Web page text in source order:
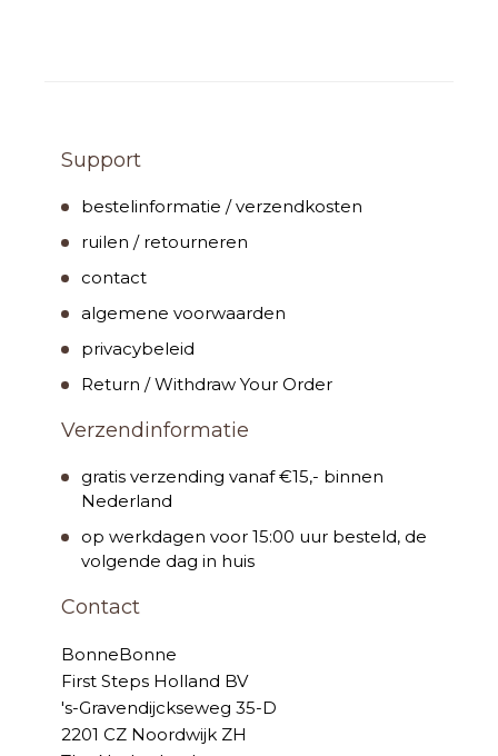
Support
bestelinformatie / verzendkosten
ruilen / retourneren
contact
algemene voorwaarden
privacybeleid
Return / Withdraw Your Order
Verzendinformatie
gratis verzending vanaf €15,- binnen
Nederland
op werkdagen voor 15:00 uur besteld, de
volgende dag in huis
Contact
BonneBonne
First Steps Holland BV
's-Gravendijckseweg 35-D
2201 CZ Noordwijk ZH